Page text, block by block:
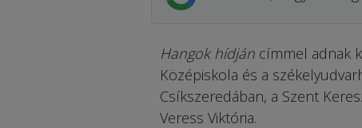
Hangok hídjáncímmel adnak
Középiskola és a
Csíkszeredában, a Szent
Veress Viktória.